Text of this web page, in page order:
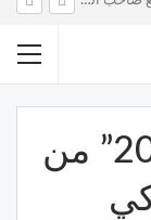
لقب “رجل العام 2019” من